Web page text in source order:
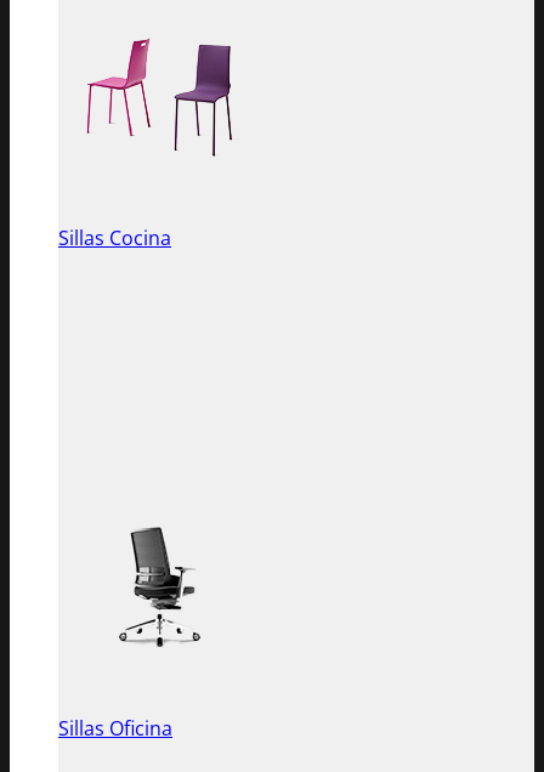
Sillas Cocina
Sillas Oficina